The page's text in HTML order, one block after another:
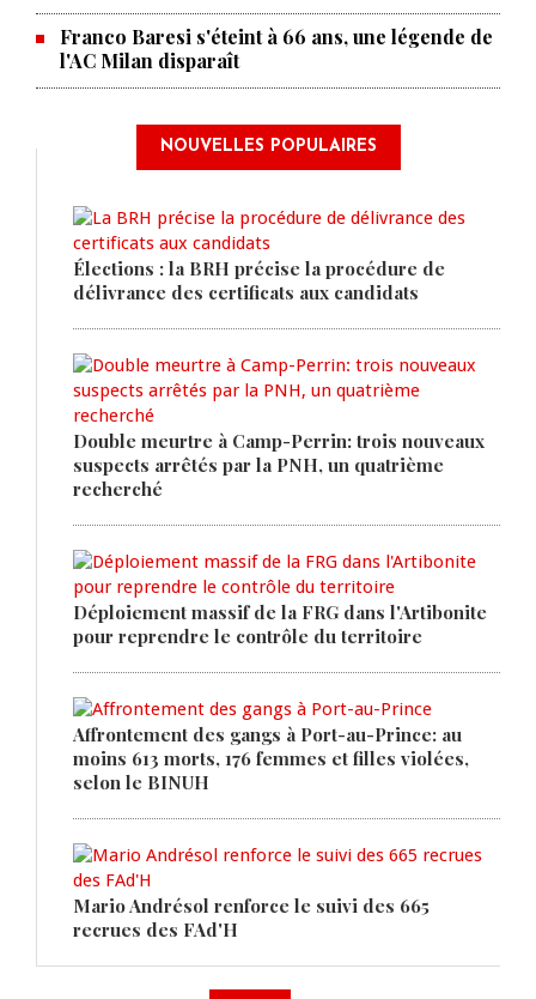
Franco Baresi s'éteint à 66 ans, une légende de
l'AC Milan disparaît
NOUVELLES POPULAIRES
Élections : la BRH précise la procédure de
délivrance des certificats aux candidats
Double meurtre à Camp-Perrin: trois nouveaux
suspects arrêtés par la PNH, un quatrième
recherché
Déploiement massif de la FRG dans l'Artibonite
pour reprendre le contrôle du territoire
Affrontement des gangs à Port-au-Prince: au
moins 613 morts, 176 femmes et filles violées,
selon le BINUH
Mario Andrésol renforce le suivi des 665
recrues des FAd'H